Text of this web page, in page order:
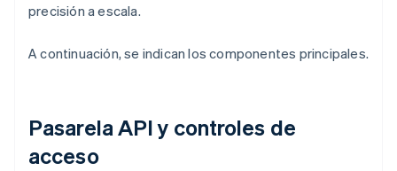
precisión a escala.
A continuación, se indican los componentes principales.
Pasarela API y controles de
acceso